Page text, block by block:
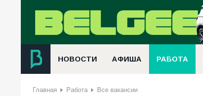
НОВОСТИ АФИША РАБОТА
Главная Работа Все вакансии